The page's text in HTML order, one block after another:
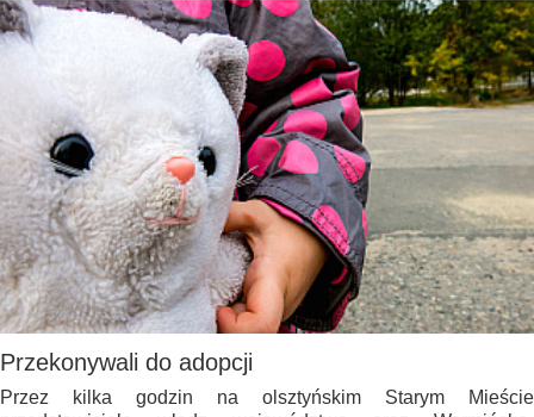
Przekonywali do adopcji
Przez kilka godzin na olsztyńskim Starym Mieście